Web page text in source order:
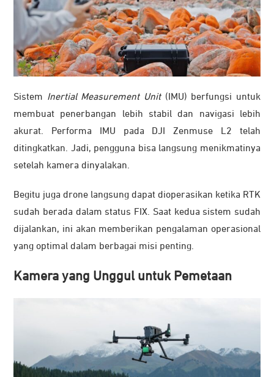
Sistem Inertial Measurement Unit(IMU) berfungsi untuk
membuat penerbangan lebih stabil dan navigasi lebih
akurat. Performa IMU pada DJI Zenmuse L2 telah
ditingkatkan. Jadi, pengguna bisa langsung menikmatinya
setelah kamera dinyalakan.
Begitu juga drone langsung dapat dioperasikan ketika RTK
sudah berada dalam status FIX. Saat kedua sistem sudah
dijalankan, ini akan memberikan pengalaman operasional
yang optimal dalam berbagai misi penting.
Kamera yang Unggul untuk Pemetaan